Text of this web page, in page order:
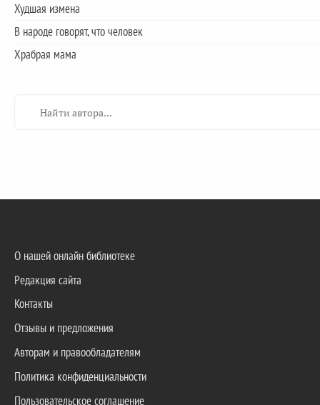
Худшая измена
В народе говорят, что человек
Храбрая мама
О нашей онлайн библиотеке
Редакция сайта
Контакты
Отзывы и предложения
Авторам и правообладателям
Политика конфиденциальности
Пользовательское соглашение